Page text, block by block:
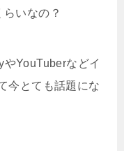
いなの？
YouTuberなどイ
今とても話題にな